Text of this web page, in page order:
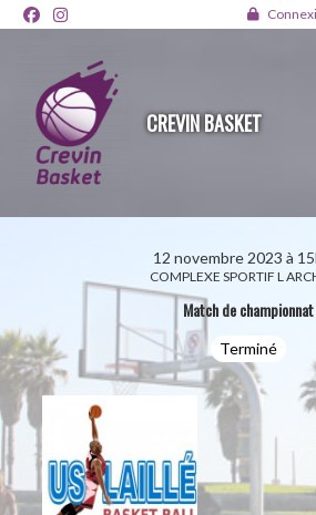
CREVIN BASKET
12 novembre 2023 à
COMPLEXE SPORTIF L
Match de championnat
Terminé
Panneau de gestion des cookies